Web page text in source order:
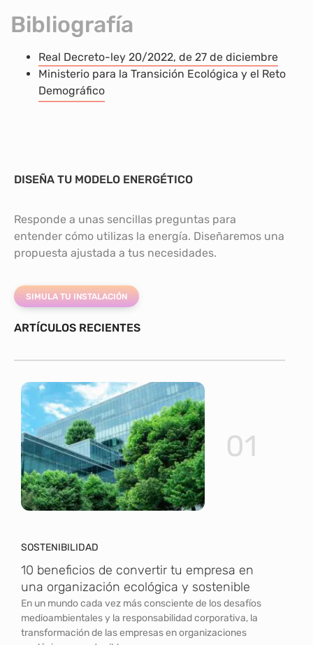
Bibliografía
Real Decreto-ley 20/2022, de 27 de diciembre
Ministerio para la Transición Ecológica y el Reto
Demográfico
DISEÑA TU MODELO ENERGÉTICO
Responde a unas sencillas preguntas para
entender cómo utilizas la energía. Diseñaremos una
propuesta ajustada a tus necesidades.
SIMULA TU INSTALACIÓN
ARTÍCULOS RECIENTES
01
SOSTENIBILIDAD
10 beneficios de convertir tu empresa en
una organización ecológica y sostenible
En un mundo cada vez más consciente de los desafíos
medioambientales y la responsabilidad corporativa, la
transformación de las empresas en organizaciones